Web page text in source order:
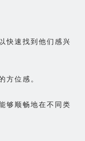
快速找到他们感兴
方位感。
够顺畅地在不同类